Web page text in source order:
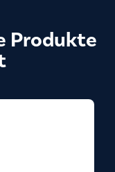
Produkte